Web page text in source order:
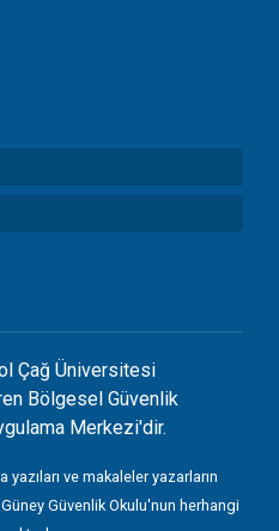
Çağ Üniversitesi
Bölgesel Güvenlik
Merkezi'dir.
ve makaleler yazarların
Güvenlik Okulu'nun herhangi